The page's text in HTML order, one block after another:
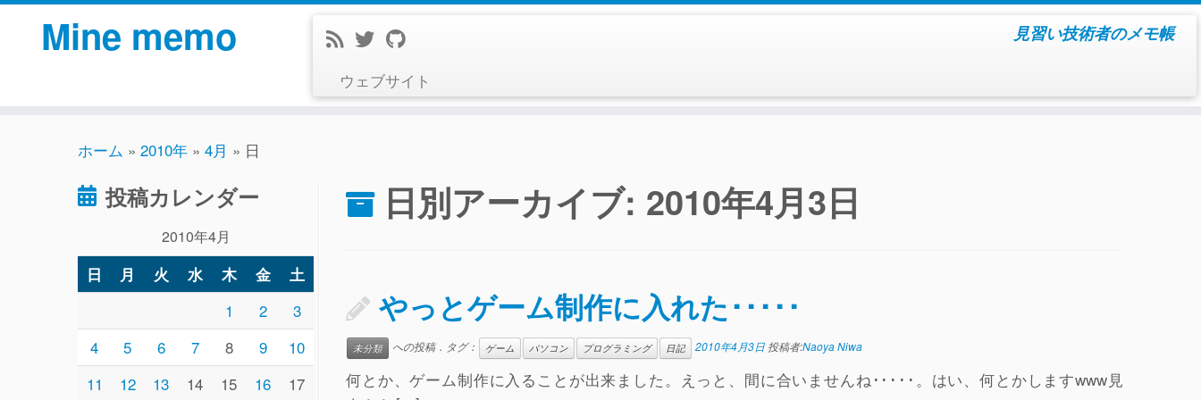
コ
Mine memo 見習い技術者のメモ帳
ウェブサイト
ホーム » 2010年 » 4月 » 日
投稿カレンダー
2010年4月
日 月 火 水 木 金 土
1 2
3
4
5 6 7 8 9
10
11
12 13 14 15 16
17
日別アーカイブ: 2010年4月3日
やっとゲーム制作に入れた･････
未分類 への投稿．タグ： ゲーム パソコン プログラミング 日記 2010年4月3日 投稿者:Naoya Niwa
何とか、ゲーム制作に入ることが出来ました。えっと、間に合いませんね･････。はい、何とかしますwww見